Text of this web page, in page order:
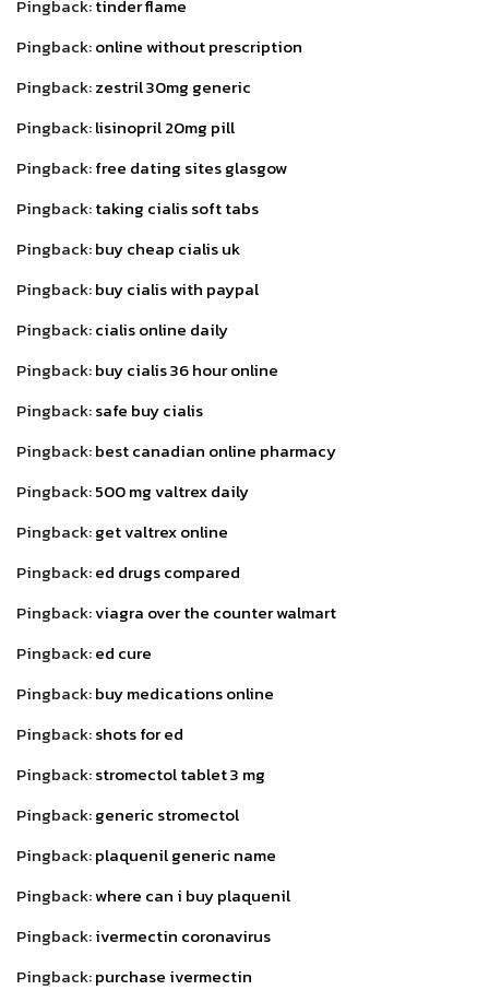
Pingback:tinder flame
Pingback:online without prescription
Pingback:zestril 30mg generic
Pingback:lisinopril 20mg pill
Pingback:free dating sites glasgow
Pingback:taking cialis soft tabs
Pingback:buy cheap cialis uk
Pingback:buy cialis with paypal
Pingback:cialis online daily
Pingback:buy cialis 36 hour online
Pingback:safe buy cialis
Pingback:best canadian online pharmacy
Pingback:500 mg valtrex daily
Pingback:get valtrex online
Pingback:ed drugs compared
Pingback:viagra over the counter walmart
Pingback:ed cure
Pingback:buy medications online
Pingback:shots for ed
Pingback:stromectol tablet 3 mg
Pingback:generic stromectol
Pingback:plaquenil generic name
Pingback:where can i buy plaquenil
Pingback:ivermectin coronavirus
Pingback:purchase ivermectin